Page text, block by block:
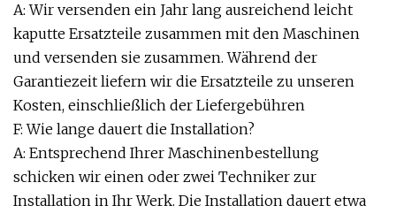
A: Wir versenden ein Jahr lang ausreichend leicht
kaputte Ersatzteile zusammen mit den Maschinen
und versenden sie zusammen. Während der
Garantiezeit liefern wir die Ersatzteile zu unseren
Kosten, einschließlich der Liefergebühren
F: Wie lange dauert die Installation?
A: Entsprechend Ihrer Maschinenbestellung
schicken wir einen oder zwei Techniker zur
Installation in Ihr Werk. Die Installation dauert etwa